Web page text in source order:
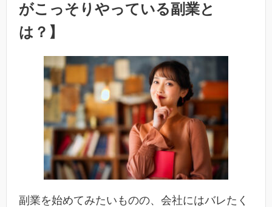
がこっそりやっている副業と
は？】
副業を始めてみたいものの、会社にはバレたく